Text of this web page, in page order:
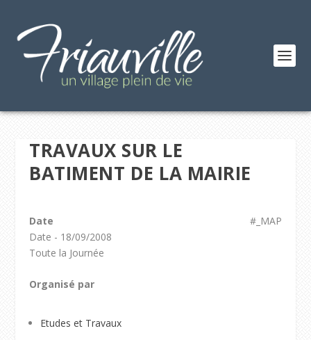
TRAVAUX SUR LE
BATIMENT DE LA MAIRIE
#_MAP
Date
Date - 18/09/2008
Toute la Journée
Organisé par
Etudes et Travaux